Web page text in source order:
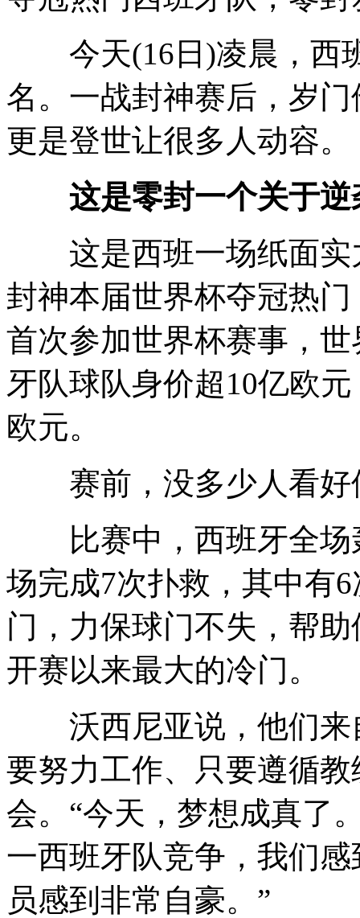
今天(16日)凌晨，西
名。一战封神赛后，岁
更是登世让很多人动容。
这是零封一个关于
这是西班一场纸面实
封神本届世界杯夺冠热
首次参加世界杯赛事，
牙队球队身价超10亿欧
欧元。
赛前，没多少人看好
比赛中，西班牙全场
场完成7次扑救，其中有
门，力保球门不失，帮
开赛以来最大的冷门。
沃西尼亚说，他们来
要努力工作、只要遵循
会。“今天，梦想成真了
一西班牙队竞争，我们
员感到非常自豪。”